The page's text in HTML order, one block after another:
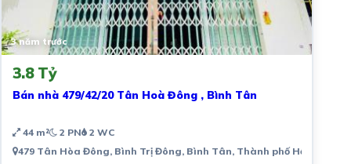
3 năm trước
3.8 Tỷ
Bán nhà 479/42/20 Tân Hoà Đông , Bình Tân
44 m² 2 PN 2 WC
479 Tân Hòa Đông, Bình Trị Đông, Bình Tân, Thành phố Hồ Chí